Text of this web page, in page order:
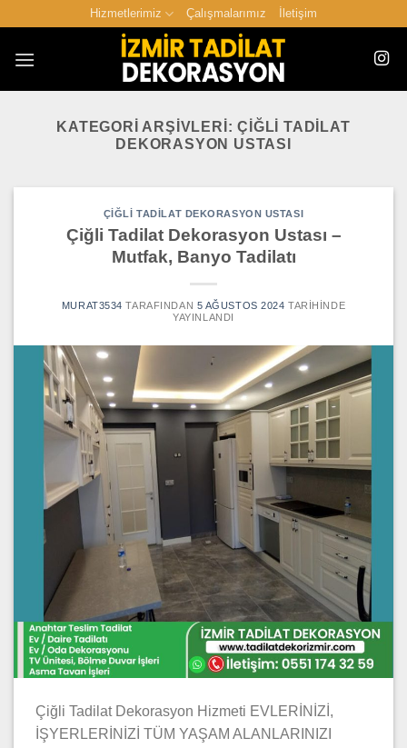
Hizmetlerimiz Çalışmalarımız İletişim
KATEGORI ARŞIVLERI:ÇIĞLI TADILAT
DEKORASYON USTASI
ÇIĞLI TADILAT DEKORASYON USTASI
Çiğli Tadilat Dekorasyon Ustası –
Mutfak, Banyo Tadilatı
MURAT3534 TARAFINDAN 5 AĞUSTOS 2024 TARIHINDE
YAYINLANDI
Çiğli Tadilat Dekorasyon Hizmeti EVLERİNİZİ,
İŞYERLERİNİZİ TÜM YAŞAM ALANLARINIZI